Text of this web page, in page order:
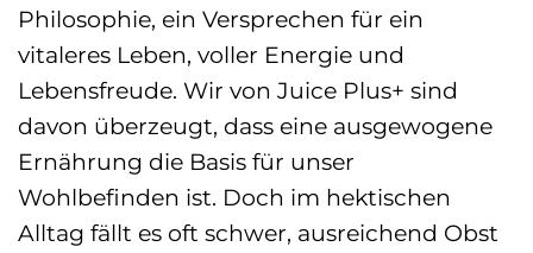
Philosophie, ein Versprechen für ein
vitaleres Leben, voller Energie und
Lebensfreude. Wir von Juice Plus+ sind
davon überzeugt, dass eine ausgewogene
Ernährung die Basis für unser
Wohlbefinden ist. Doch im hektischen
Alltag fällt es oft schwer, ausreichend Obst